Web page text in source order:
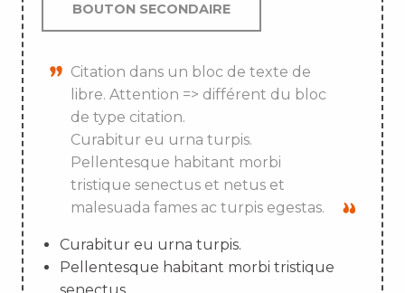
BOUTON SECONDAIRE
Citation dans un bloc de texte de
libre. Attention => différent du bloc
de type citation.
Curabitur eu urna turpis.
Pellentesque habitant morbi
tristique senectus et netus et
malesuada fames ac turpis egestas.
Curabitur eu urna turpis.
Pellentesque habitant morbi tristique